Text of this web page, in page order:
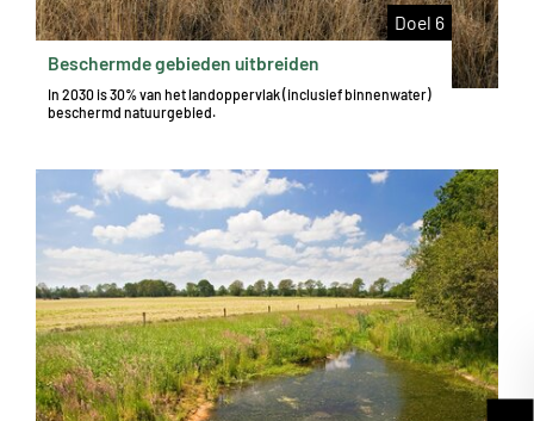
Doel 6
Beschermde gebieden uitbreiden
In 2030 is 30% van het landoppervlak (inclusief binnenwater)
beschermd natuurgebied.